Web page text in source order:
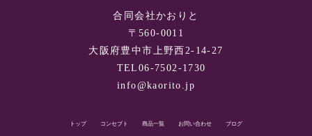
合同会社かおりと
〒560-0011
大阪府豊中市上野西2-14-27
TEL06-7502-1730
info@kaorito.jp
トップ コンセプト 商品一覧 お問い合わせ ブログ